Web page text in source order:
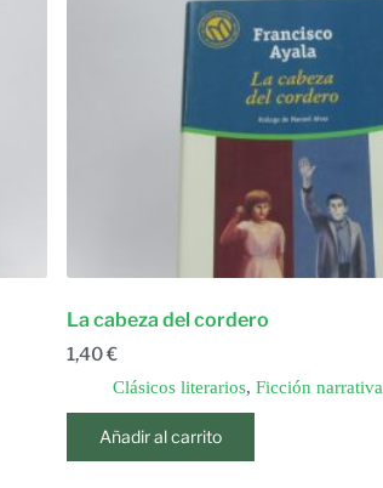
La cabeza del cordero
1,40€
Clásicos literarios, Ficción narrativa
Añadir al carrito